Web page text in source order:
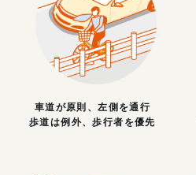
車道が原則、左側を通行
歩道は例外、歩行者を優先